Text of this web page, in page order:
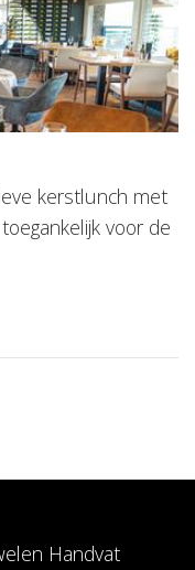
kerstlunch met
voor de
Handvat